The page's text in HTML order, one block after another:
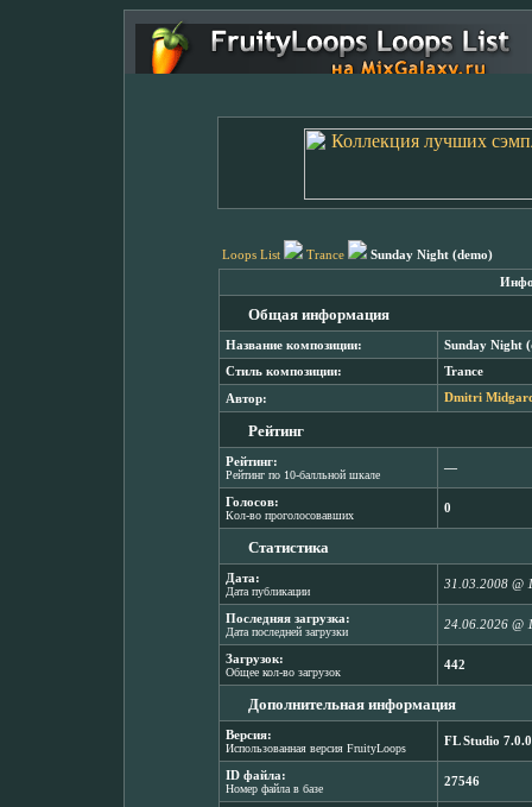
Loops List Trance Sunday Night (demo)
Общая информация
Название композиции: Sunday Night
Стиль композиции: Trance
Автор: Dmitri
Рейтинг
Рейтинг:
Рейтинг по 10-балльной шкале
―
Голосов:
Кол-во проголосовавших
0
Статистика
Дата:
Дата публикации
31.03.2008 @
Последняя загрузка:
Дата последней загрузки
24.06.2026 @
Загрузок:
Общее кол-во загрузок
442
Дополнительная информация
Версия:
Использованная версия FruityLoops
FL Studio 7.0.0
ID файла:
Номер файла в базе
27546